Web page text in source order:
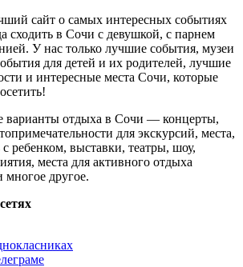
сайт о самых интересных событиях
сходить в Сочи с девушкой, с парнем
У нас только лучшие события, музеи
для детей и их родителей, лучшие
и интересные места Сочи, которые
отдыха в Сочи — концерты,
для экскурсий, места,
ребенком, выставки, театры, шоу,
места для активного отдыха
многое другое.